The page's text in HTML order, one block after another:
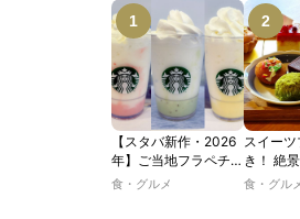
【スタバ新作・2026
年】ご当地フラペチー
ノが新登場！ 地域と
食・グルメ
スイー
き！ 絶
ホテルレ
食・グル